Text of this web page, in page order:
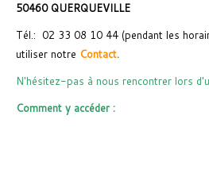
50460 QUERQUEVILLE
Tél.: 02 33 08 10 44 (pendant les
utiliser notre Contact.
N'hésitez-pas à nous rencontrer lors
Comment y accéder :